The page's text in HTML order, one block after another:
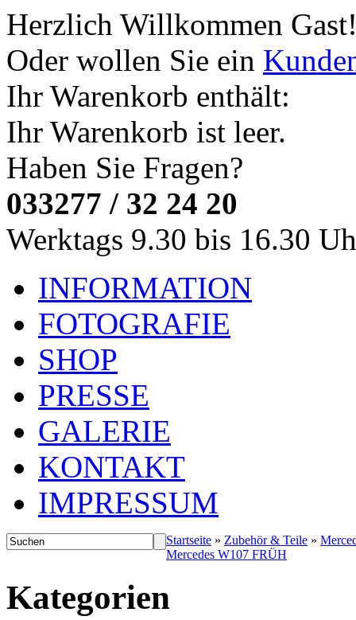
Herzlich Willkommen
Oder wollen Sie ein
Ihr Warenkorb enthält:
Ihr Warenkorb ist leer.
Haben Sie Fragen?
033277 / 32 24 20
Werktags 9.30 bis 16.30
INFORMATION
FOTOGRAFIE
SHOP
PRESSE
GALERIE
KONTAKT
IMPRESSUM
Startseite » Zubehör & Teile »
Mercedes W107 FRÜH
Kategorien